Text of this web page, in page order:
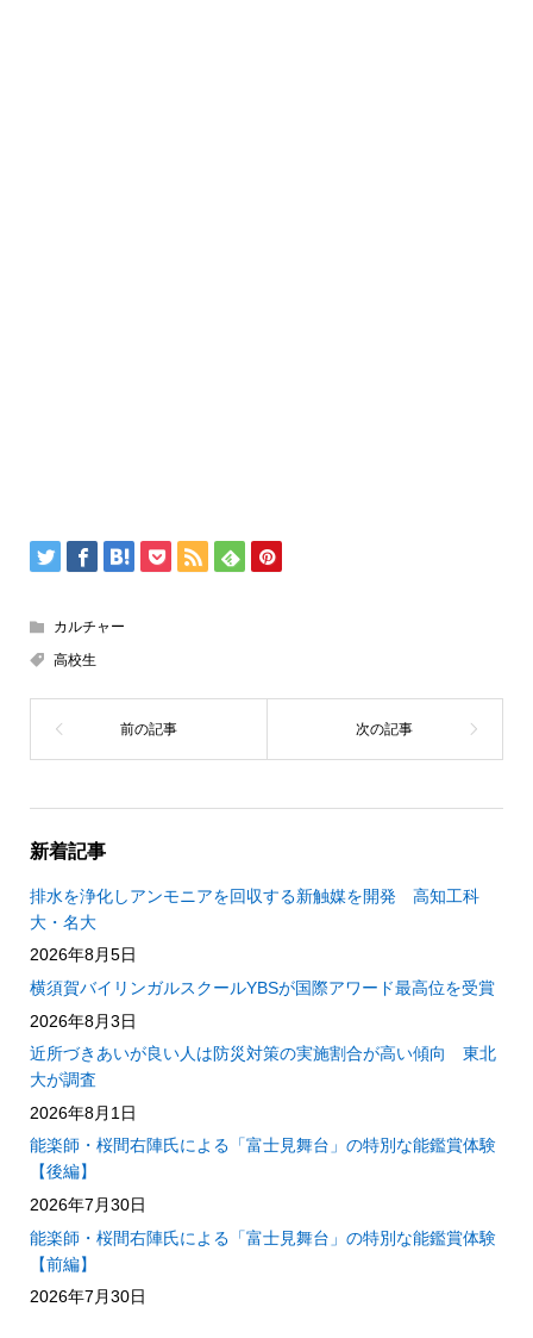
カルチャー
高校生
新着記事
排水を浄化しアンモニアを回収する新触媒を開発 高知工科
大・名大
2026年8月5日
横須賀バイリンガルスクールYBSが国際アワード最高位を受賞
2026年8月3日
近所づきあいが良い人は防災対策の実施割合が高い傾向 東北
大が調査
2026年8月1日
能楽師・桜間右陣氏による「富士見舞台」の特別な能鑑賞体験
【後編】
2026年7月30日
能楽師・桜間右陣氏による「富士見舞台」の特別な能鑑賞体験
【前編】
2026年7月30日